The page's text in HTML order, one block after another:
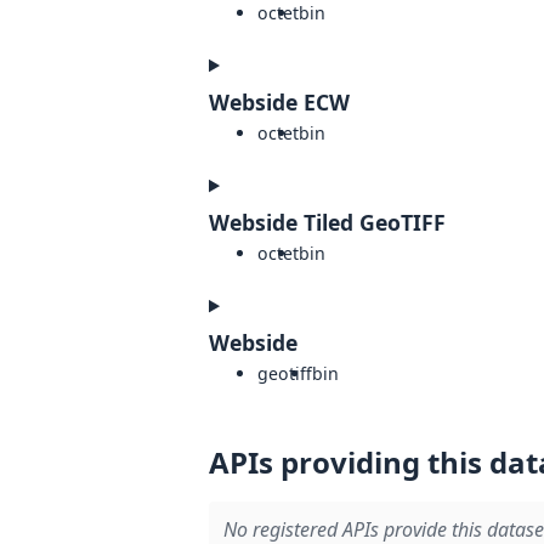
octetbin
Webside ECW
octetbin
Webside Tiled GeoTIFF
octetbin
Webside
geotiffbin
APIs providing this
No registered APIs provide this